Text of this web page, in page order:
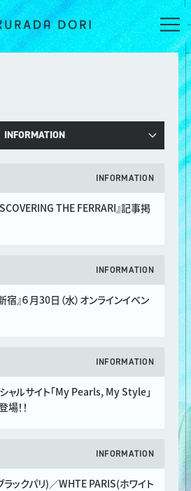
INFORMATION
INFORMATION
THE FERRARI』記事掲
INFORMATION
宿』６月30日（水）オンラインイベン
INFORMATION
ャルサイト「My Pearls, My Style」
！！
INFORMATION
ラックパリ)／WHTE PARIS(ホワイト